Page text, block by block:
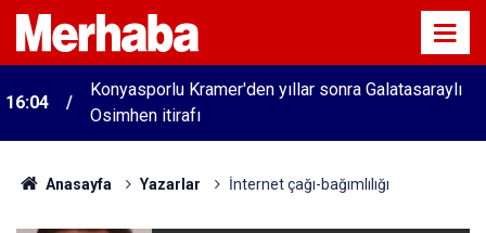
16:04
Konyasporlu Kramer'den yıllar sonra Galatasaraylı
Osimhen itirafı
Anasayfa Yazarlar İnternet çağı-bağımlılığı